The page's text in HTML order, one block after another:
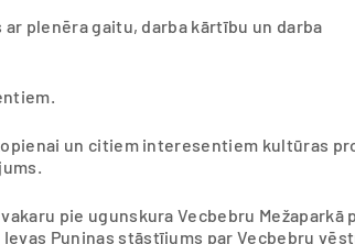
plenēra gaitu, darba kārtību un darba
un citiem interesentiem kultūras
pie ugunskura Vecbebru Mežaparkā
Puniņas stāstījums par Vecbebru